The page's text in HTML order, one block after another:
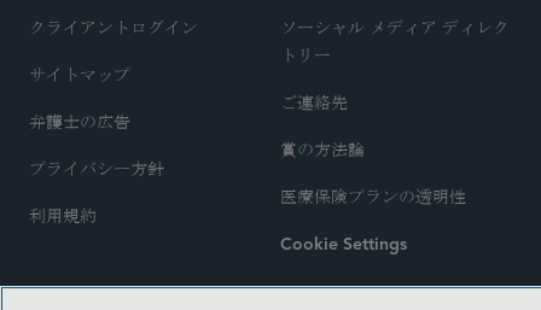
クライアントログイン
サイトマップ
弁護士の広告
プライバシー方針
利用規約
ソーシャル メディア ディレク
トリー
ご連絡先
賞の方法論
医療保険プランの透明性
Cookie Settings